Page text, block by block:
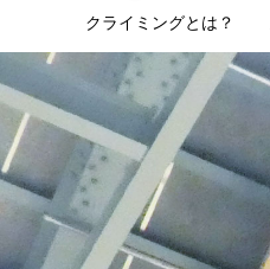
クライミングとは？